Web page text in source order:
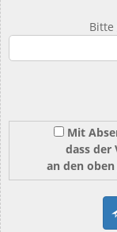
Bitte
Mit
dass der
an den